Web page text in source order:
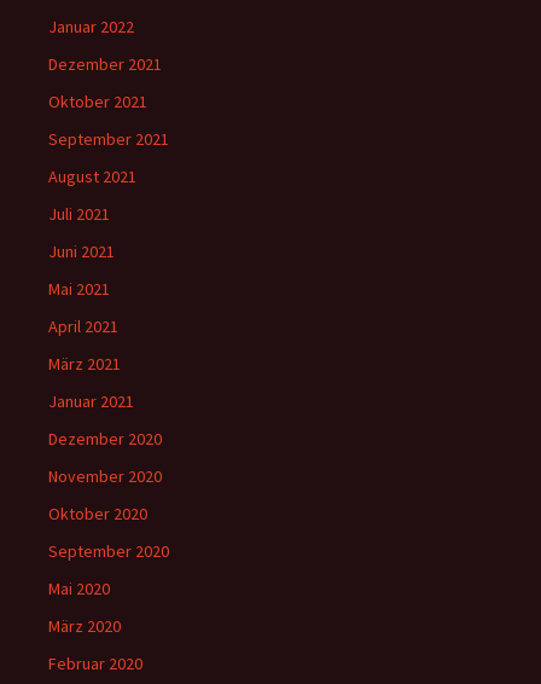
Januar 2022
Dezember 2021
Oktober 2021
September 2021
August 2021
Juli 2021
Juni 2021
Mai 2021
April 2021
März 2021
Januar 2021
Dezember 2020
November 2020
Oktober 2020
September 2020
Mai 2020
März 2020
Februar 2020